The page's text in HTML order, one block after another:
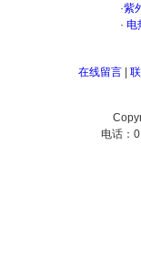
·紫
· 电
在线留言|
电话：